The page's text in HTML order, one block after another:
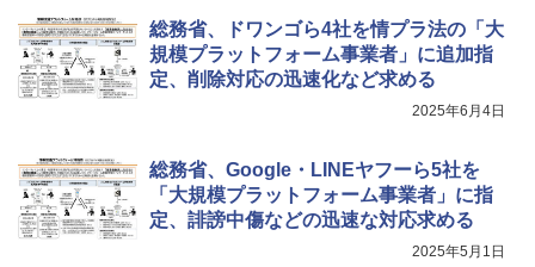
総務省、ドワンゴら4社を情プラ法の「大
規模プラットフォーム事業者」に追加指
定、削除対応の迅速化など求める
2025年6月4日
総務省、Google・LINEヤフーら5社を
「大規模プラットフォーム事業者」に指
定、誹謗中傷などの迅速な対応求める
2025年5月1日